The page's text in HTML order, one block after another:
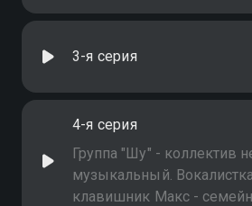
родезийский риджбек.
телешоу и клипах.
- певец Дмитрий
3-я серия
4-я серия
Группа "Шу" - коллектив
музыкальный.
клавишник Макс -